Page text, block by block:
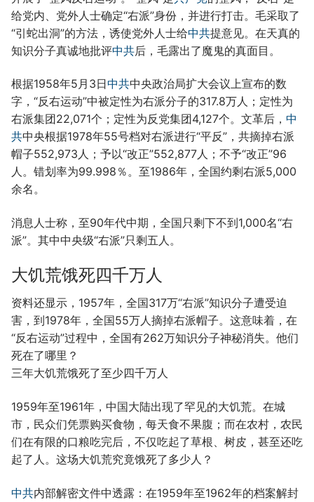
给党内、党外人士确定“右派”身份，并进行打击。毛采取了
“引蛇出洞”的方法，诱使党外人士给中共提意见。在天真的
知识分子真诚地批评中共后，毛露出了魔鬼的真面目。
根据1958年5月3日中共中央政治局扩大会议上宣布的数
字，“反右运动”中被定性为右派分子的317.8万人；定性为
右派集团22,071个；定性为反党集团4,127个。文革后， 中
共中央根据1978年55号档对右派进行“平反”，共摘掉右派
帽子552,973人；予以“改正”552,877人；不予“改正”96
人。错划率为99.998％。至1986年，全国约剩右派5,000
余名。
消息人士称，至90年代中期，全国只剩下不到1,000名“右
派”。其中中央级“右派”只剩五人。
大饥荒饿死四千万人
资料还显示，1957年，全国317万“右派”知识分子遭受迫
害，到1978年，全国55万人摘掉右派帽子。这意味着，在
“反右运动”过程中，全国有262万知识分子神秘消失。他们
死在了哪里？
三年大饥荒饿死了至少四千万人
1959年至1961年，中国大陆出现了罕见的大饥荒。在城
市，民众们凭票购买食物，每天食不果腹；而在农村，农民
们在有限的口粮吃完后，不仅吃起了草根、树皮，甚至还吃
起了人。这场大饥荒究竟饿死了多少人？
中共内部解密文件中透露：在1959年至1962年的档案解封